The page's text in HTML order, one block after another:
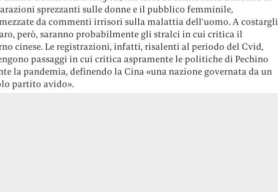
sprezzanti sulle donne e il pubblico femminile,
da commenti irrisori sulla malattia dell’uomo. A costargli
però, saranno probabilmente gli stralci in cui critica il
cinese. Le registrazioni, infatti, risalenti al periodo del Cvid,
passaggi in cui critica aspramente le politiche di Pechino
la pandemia, definendo la Cina «una nazione governata da un
partito avido».